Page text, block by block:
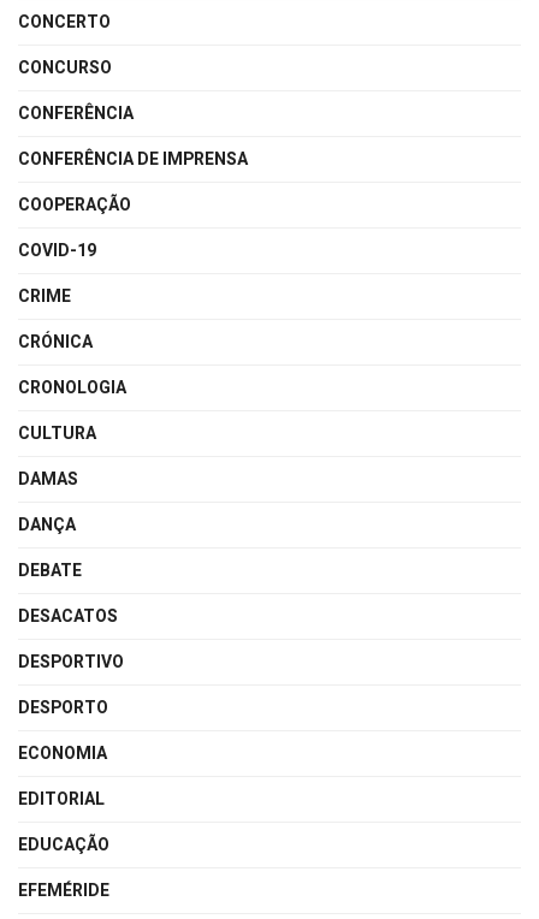
CONCERTO
CONCURSO
CONFERÊNCIA
CONFERÊNCIA DE IMPRENSA
COOPERAÇÃO
COVID-19
CRIME
CRÓNICA
CRONOLOGIA
CULTURA
DAMAS
DANÇA
DEBATE
DESACATOS
DESPORTIVO
DESPORTO
ECONOMIA
EDITORIAL
EDUCAÇÃO
EFEMÉRIDE